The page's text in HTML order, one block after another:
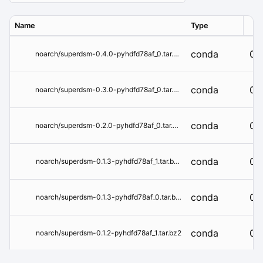
Name Type
noarch/superdsm-0.4.0-pyhdfd78af_0.tar.bz2 conda
noarch/superdsm-0.3.0-pyhdfd78af_0.tar.bz2 conda
noarch/superdsm-0.2.0-pyhdfd78af_0.tar.bz2 conda
noarch/superdsm-0.1.3-pyhdfd78af_1.tar.bz2 conda
noarch/superdsm-0.1.3-pyhdfd78af_0.tar.bz2 conda
noarch/superdsm-0.1.2-pyhdfd78af_1.tar.bz2 conda